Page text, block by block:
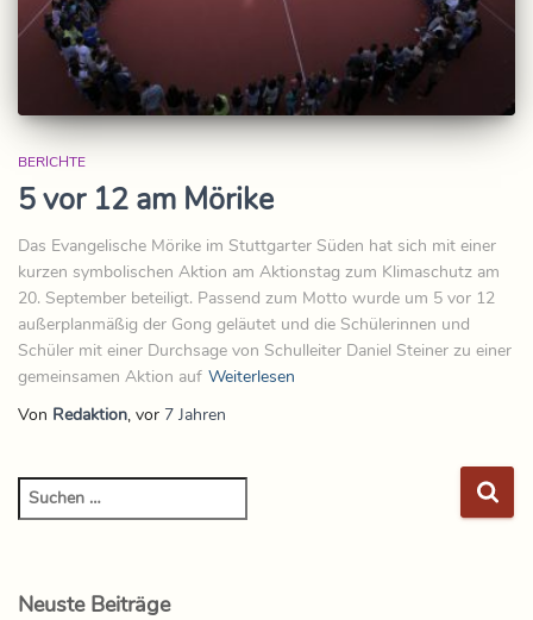
BERICHTE
5 vor 12 am Mörike
Das Evangelische Mörike im Stuttgarter Süden hat sich mit einer
kurzen symbolischen Aktion am Aktionstag zum Klimaschutz am
20. September beteiligt. Passend zum Motto wurde um 5 vor 12
außerplanmäßig der Gong geläutet und die Schülerinnen und
Schüler mit einer Durchsage von Schulleiter Daniel Steiner zu einer
gemeinsamen Aktion auf Weiterlesen
Von Redaktion, vor 7 Jahren
Neuste Beiträge